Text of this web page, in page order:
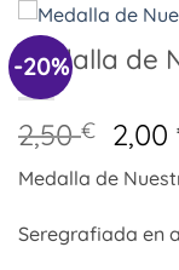
-20%
Medalla de
2,50€
El
precio
era:
2,50
2,00
Medalla de
Seregrafiada en